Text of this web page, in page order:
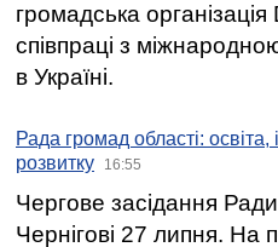
громадська
співпраці з
в Україні.
Рада громад області:
розвитку
16:55
Чергове засідання
Чернігові 27 липня. На